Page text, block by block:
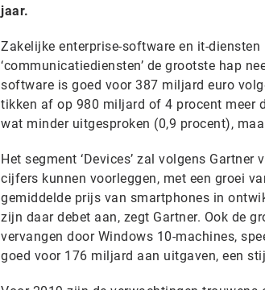
jaar.
Zakelijke enterprise-software en it-
‘communicatiediensten’ de grootste hap
software is goed voor 387 miljard euro
tikken af op 980 miljard of 4 procent meer
wat minder uitgesproken (0,9 procent),
Het segment ‘Devices’ zal volgens
cijfers kunnen voorleggen, met een groei
gemiddelde prijs van smartphones in
zijn daar debet aan, zegt Gartner. Ook de
vervangen door Windows 10-machines,
goed voor 176 miljard aan uitgaven, een